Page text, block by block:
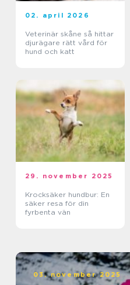
02. april 2026
Veterinär skåne så hittar
djurägare rätt vård för
hund och katt
29. november 2025
Krocksäker hundbur: En
säker resa för din
fyrbenta vän
03. november 2025